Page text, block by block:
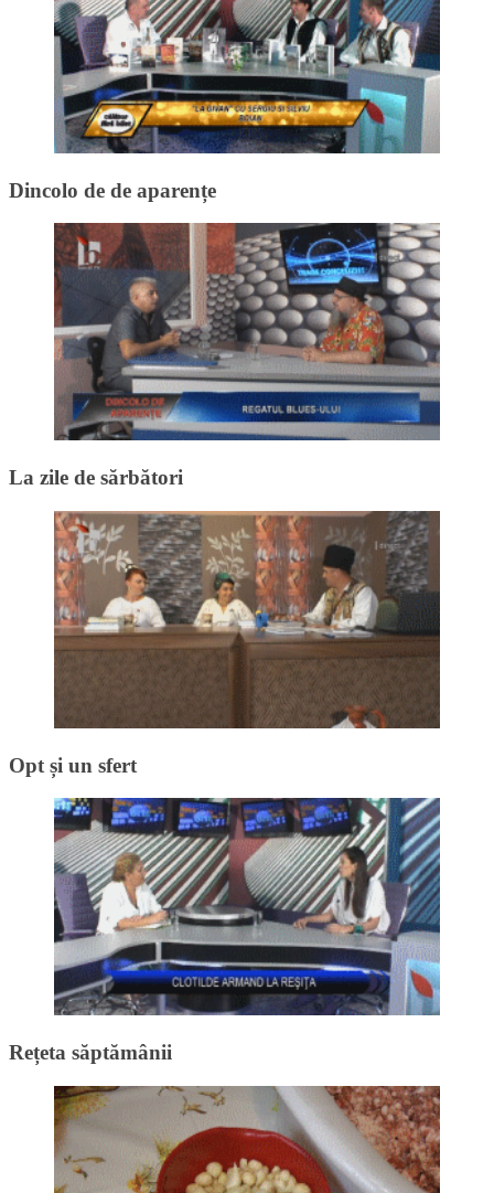
Dincolo de de aparențe
La zile de sărbători
Opt și un sfert
Rețeta săptămânii